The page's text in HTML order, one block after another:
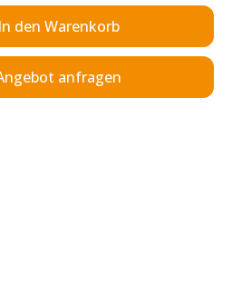
Wert
In den Warenkorb
anfragen